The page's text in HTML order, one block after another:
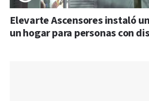
Elevarte Ascensores instaló
un hogar para personas con